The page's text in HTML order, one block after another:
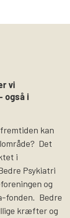
vi
også i
kan
Det
i
Psykiatri
og
fonden. Bedre
kræfter og